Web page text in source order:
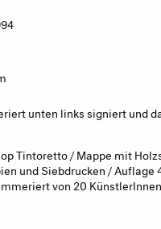
unten links signiert und
Tintoretto / Mappe mit
und Siebdrucken / Auflage
von 20 KünstlerInnen